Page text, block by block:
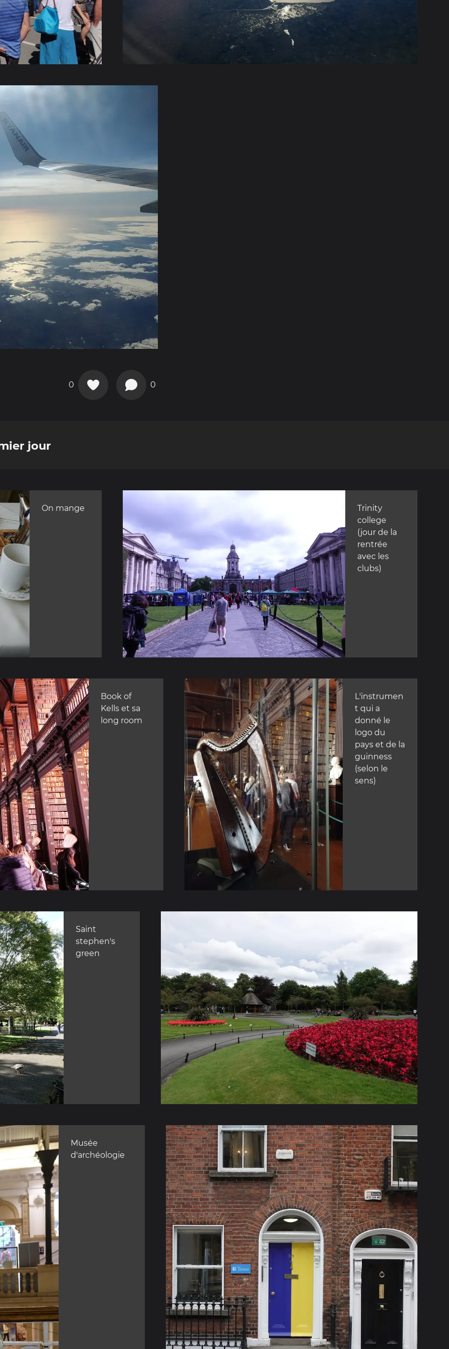
0 0
jour
On mange
Trinity
college
(jour de la
rentrée
avec les
clubs)
Book of
Kells et sa
long room
L'instrumen
t qui a
donné le
logo du
pays et de la
guinness
(selon le
sens)
Saint
stephen's
green
Musée
d'archéologie